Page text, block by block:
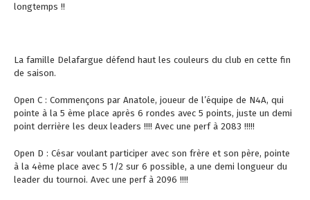
longtemps !!
La famille Delafargue défend haut les couleurs du club en cette fin
de saison.
Open C : Commençons par Anatole, joueur de l’équipe de N4A, qui
pointe à la 5 ème place après 6 rondes avec 5 points, juste un demi
point derrière les deux leaders !!!! Avec une perf à 2083 !!!!!
Open D : César voulant participer avec son frère et son père, pointe
à la 4ème place avec 5 1/2 sur 6 possible, a une demi longueur du
leader du tournoi. Avec une perf à 2096 !!!!